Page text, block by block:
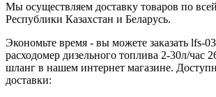
Мы осуществляем доставку товаров по
Республики Казахстан и Беларусь.
Экономьте время - вы можете заказать lfs-
расходомер дизельного топлива 2-30л/час
шланг в нашем интернет магазине.
доставки: